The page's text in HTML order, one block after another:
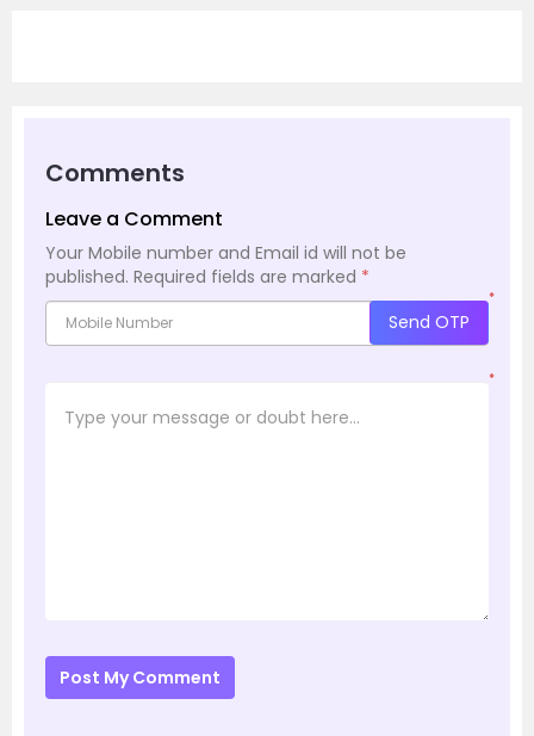
Comments
Leave a Comment
Your Mobile number and Email id will not be
published. Required fields are marked *
*
Send OTP
*
Post My Comment